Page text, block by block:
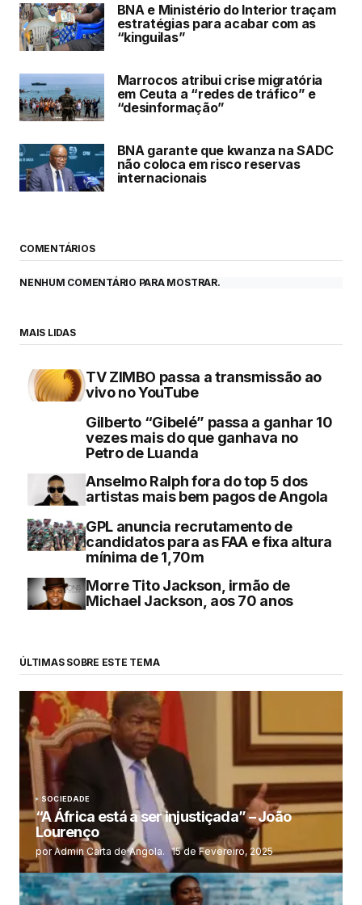
BNA e Ministério do Interior traçam
estratégias para acabar com as
“kinguilas”
Marrocos atribui crise migratória
em Ceuta a “redes de tráfico” e
“desinformação”
BNA garante que kwanza na SADC
não coloca em risco reservas
internacionais
COMENTÁRIOS
NENHUM COMENTÁRIO PARA MOSTRAR.
MAIS LIDAS
TV ZIMBO passa a transmissão ao
vivo no YouTube
Gilberto “Gibelé” passa a ganhar 10
vezes mais do que ganhava no
Petro de Luanda
Anselmo Ralph fora do top 5 dos
artistas mais bem pagos de Angola
GPL anuncia recrutamento de
candidatos para as FAA e fixa altura
mínima de 1,70m
Morre Tito Jackson, irmão de
Michael Jackson, aos 70 anos
ÚLTIMAS SOBRE ESTE TEMA
SOCIEDADE
“A África está a ser injustiçada” – João
Lourenço
por Admin Carta de Angola. 15 de Fevereiro, 2025